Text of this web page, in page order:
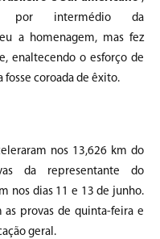
por intermédio da
a homenagem, mas fez
enaltecendo o esforço de
coroada de êxito.
nos 13,626 km do
da representante do
nos dias 11 e 13 de junho.
as provas de quinta-feira e
geral.